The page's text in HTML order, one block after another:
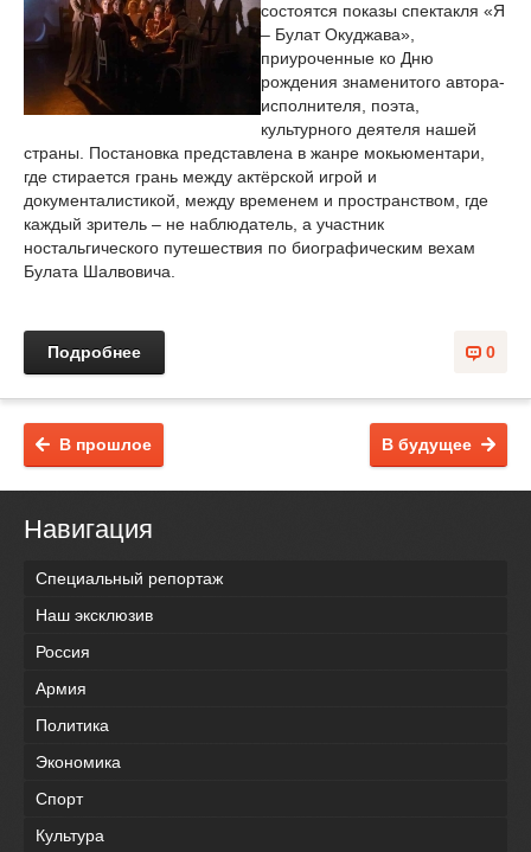
состоятся показы спектакля «Я
– Булат Окуджава»,
приуроченные ко Дню
рождения знаменитого автора-
исполнителя, поэта,
культурного деятеля нашей
страны. Постановка представлена в жанре мокьюментари,
где стирается грань между актёрской игрой и
документалистикой, между временем и пространством, где
каждый зритель – не наблюдатель, а участник
ностальгического путешествия по биографическим вехам
Булата Шалвовича.
0
Подробнее
В будущее
В прошлое
Навигация
Специальный репортаж
Наш эксклюзив
Россия
Армия
Политика
Экономика
Спорт
Культура